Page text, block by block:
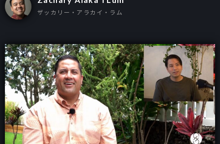
ザッカリー・アラカイ・ラム